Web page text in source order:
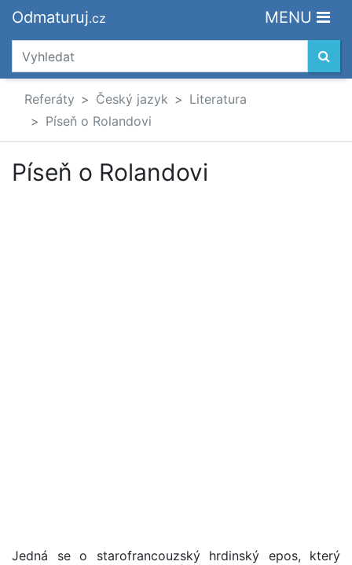
Odmaturuj.cz MENU
Referáty Český jazyk
Literatura
Píseň o Rolandovi
Píseň o Rolandovi
Jedná se o starofrancouzský hrdinský epos, který